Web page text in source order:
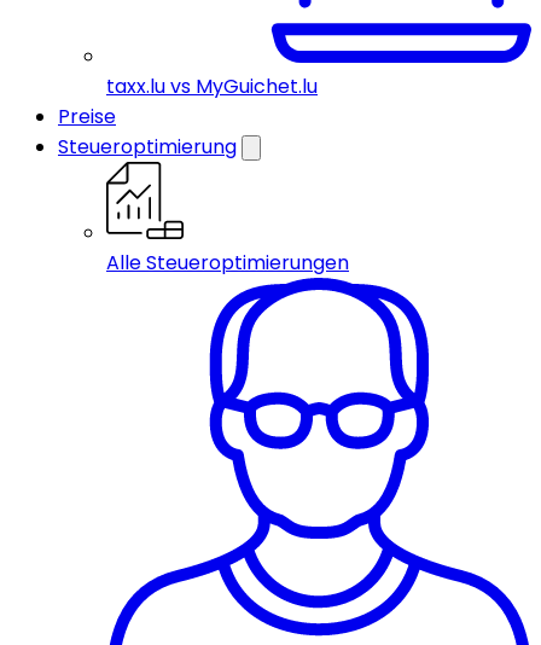
taxx.lu vs MyGuichet.lu
Preise
Steueroptimierung
Alle Steueroptimierungen